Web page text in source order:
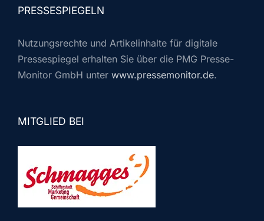
PRESSESPIEGELN
Nutzungsrechte und Artikelinhalte für digitale
Pressespiegel erhalten Sie über die PMG Presse-
Monitor GmbH unter www.pressemonitor.de.
MITGLIED BEI